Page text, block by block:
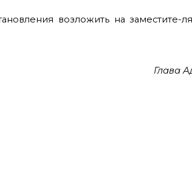
возложить на заместите-
Глава